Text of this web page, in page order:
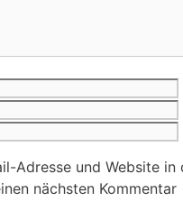
Adresse und Website in
nächsten Kommentar